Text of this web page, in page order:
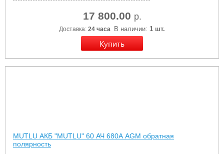
17 800.00 р.
Доставка: 24 часа В наличии: 1 шт.
MUTLU АКБ "MUTLU" 60 АЧ 680А AGM обратная
полярность